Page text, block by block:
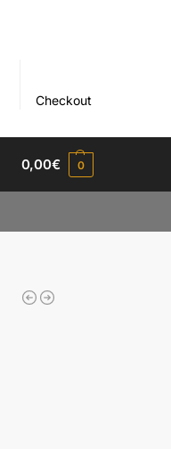
Checkout
0,00€ 0